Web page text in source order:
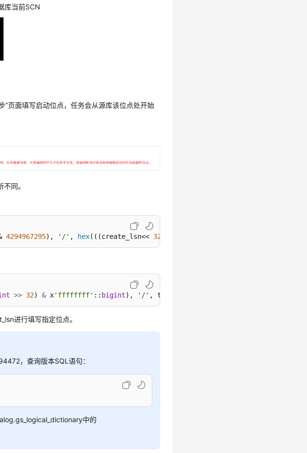
库当前SCN
”页面填写启动位点，任务会从源库该位点处开始
同。
4294967295), '/' , hex(((create_lsn<< 32
>> 32) & x'ffffffff' :: bigint), '/' , to_hex((create_lsn::
进行填写指定位点。
，查询版本SQL语句：
中的